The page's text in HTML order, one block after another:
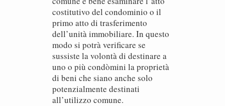
costitutivo del condominio o il
primo atto di trasferimento
dell’unità immobiliare. In questo
modo si potrà verificare se
sussiste la volontà di destinare a
uno o più condòmini la proprietà
di beni che siano anche solo
potenzialmente destinati
all’utilizzo comune.